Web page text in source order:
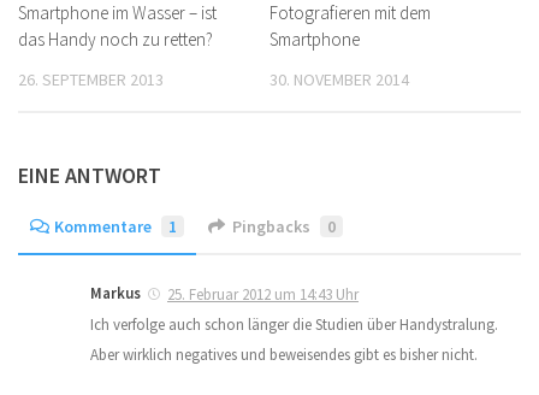
Smartphone im Wasser – ist
das Handy noch zu retten?
26. SEPTEMBER 2013
Fotografieren mit dem
Smartphone
30. NOVEMBER 2014
EINE ANTWORT
Kommentare 1 Pingbacks 0
Markus
25. Februar 2012 um 14:43 Uhr
Ich verfolge auch schon länger die Studien über Handystralung.
Aber wirklich negatives und beweisendes gibt es bisher nicht.